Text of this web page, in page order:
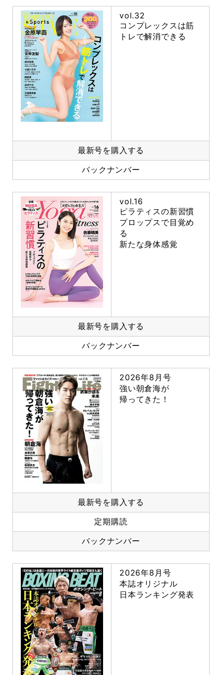
vol.32
コンプレックスは筋
トレで解消できる
最新号を購入する
バックナンバー
vol.16
ピラティスの新習慣
プロップスで目覚め
る
新たな身体感覚
最新号を購入する
バックナンバー
2026年8月号
強い朝倉海が
帰ってきた！
最新号を購入する
定期購読
バックナンバー
2026年8月号
本誌オリジナル
日本ランキング発表